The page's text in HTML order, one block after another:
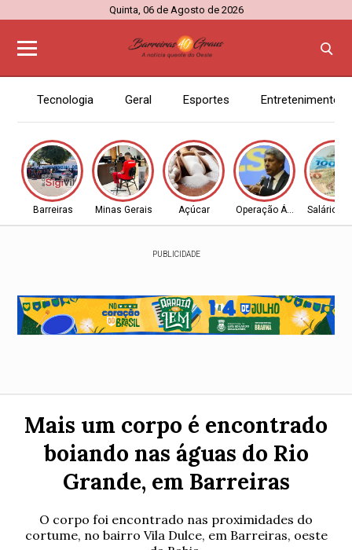
Quinta, 06 de Agosto de 2026
Tecnologia Geral Esportes Entretenimento
Barreiras Minas Gerais Açúcar Operação Ágio Salário
PUBLICIDADE
Mais um corpo é encontrado
boiando nas águas do Rio
Grande, em Barreiras
O corpo foi encontrado nas proximidades do
cortume, no bairro Vila Dulce, em Barreiras, oeste